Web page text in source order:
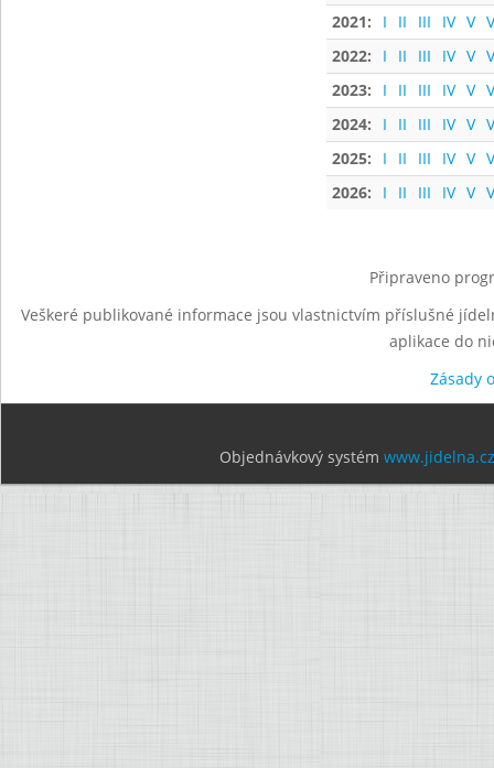
2021: I II III IV V
2022:
I II III IV V
2023:
I II III IV V
2024:
I II III IV V
2025:
I II III IV V
2026:
I II III IV V
Připraveno
Veškeré publikované informace jsou vlastnictvím příslušné
aplikace do
Zásady
Objednávkový systém www.jidelna.cz